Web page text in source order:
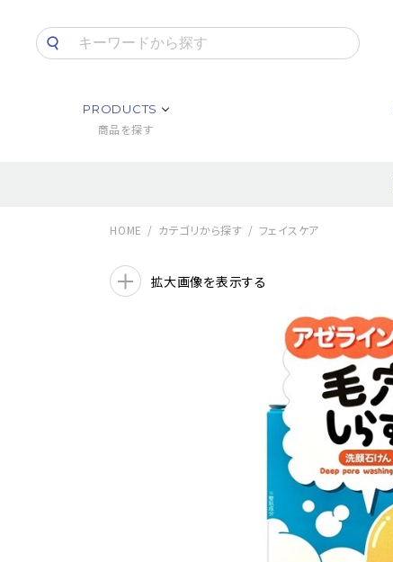
PRODUCTS
商品を探す
HOME カテゴリから探す フェイスケア
拡大画像を表示する